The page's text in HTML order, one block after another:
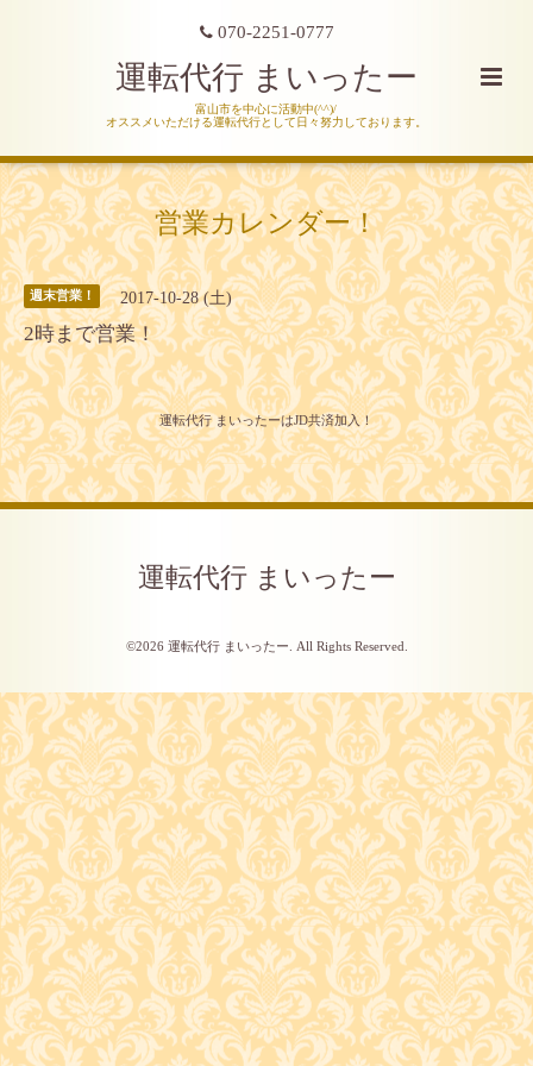
070-2251-0777
運転代行 まいったー
富山市を中心に活動中(^^)/
オススメいただける運転代行として日々努力しております。
営業カレンダー！
週末営業！ 2017-10-28 (土)
2時まで営業！
運転代行 まいったーはJD共済加入！
運転代行 まいったー
©2026 運転代行 まいったー . All Rights Reserved.